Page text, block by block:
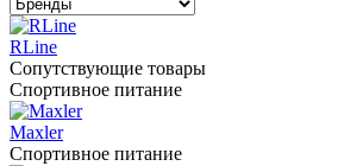
RLine
Сопутствующие товары
Спортивное питание
Maxler
Спортивное питание